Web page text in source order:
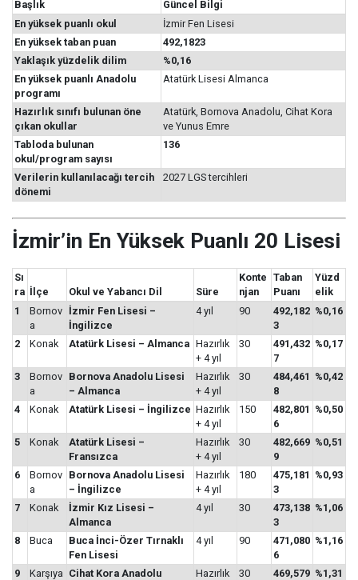
Başlık
Güncel Bilgi
En yüksek puanlı okul
İzmir Fen Lisesi
En yüksek taban puan
492,1823
Yaklaşık yüzdelik dilim
%0,16
En yüksek puanlı Anadolu
programı
Atatürk Lisesi Almanca
Hazırlık sınıfı bulunan öne
çıkan okullar
Atatürk, Bornova Anadolu, Cihat Kora
ve Yunus Emre
Tabloda bulunan
okul/program sayısı
136
Verilerin kullanılacağı tercih
dönemi
2027 LGS tercihleri
İzmir’in En Yüksek Puanlı 20 Lisesi
Sı
ra İlçe Okul ve Yabancı Dil Süre
Konte
njan
Taban
Puanı
Yüzd
elik
1
Bornov
a
İzmir Fen Lisesi –
İngilizce
4 yıl 90
492,182
3
%0,16
2 Konak Atatürk Lisesi – Almanca Hazırlık
+ 4 yıl
30
491,432
7
%0,17
3
Bornov
a
Bornova Anadolu Lisesi
– Almanca
Hazırlık
+ 4 yıl
30
484,461
8
%0,42
4 Konak Atatürk Lisesi – İngilizce Hazırlık
+ 4 yıl
150
482,801
6
%0,50
5 Konak
Atatürk Lisesi –
Fransızca
Hazırlık
+ 4 yıl
30
482,669
9
%0,51
6
Bornov
a
Bornova Anadolu Lisesi
– İngilizce
Hazırlık
+ 4 yıl
180
475,181
3
%0,93
7 Konak
İzmir Kız Lisesi –
Almanca
4 yıl 30
473,138
3
%1,06
8 Buca
Buca İnci-Özer Tırnaklı
Fen Lisesi
4 yıl 90
471,080
6
%1,16
9
Karşıya Cihat Kora Anadolu
Hazırlık
30
469,579 %1,31